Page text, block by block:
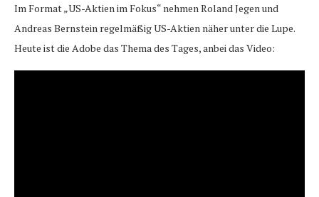
Im Format „US-Aktien im Fokus“ nehmen Roland Jegen und
Andreas Bernstein regelmäßig US-Aktien näher unter die Lupe.
Heute ist die Adobe das Thema des Tages, anbei das Video: